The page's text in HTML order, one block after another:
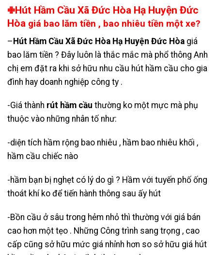
✙Hút Hầm Cầu Xã Đức Hòa Hạ Huyện Đức
Hòa giá bao lăm tiền , bao nhiêu tiền một xe?
–Hút Hầm Cầu Xã Đức Hòa Hạ Huyện Đức Hòa giá
bao lăm tiền ? Đây luôn là thắc mắc mà phổ thông Anh
chị em đặt ra khi sở hữu nhu cầu hút hầm cầu cho gia
đình hay doanh nghiệp công ty .
-Giá thành rút hầm cầu thường ko một mực mà phụ
thuộc vào những nhân tố như:
-diện tích hầm rộng bao nhiêu , hầm bao nhiêu khối ,
hầm cầu chiếc nào
-hầm bạn bị nghẹt có lý do gì ? Hầm với tuyến phố ống
thoát khí ko để tiến hành thông sau ấy hút
-Bồn cầu ở sâu trong hẻm nhỏ thì thường với giá bán
cao hơn một tẹo . Những Công trình sang trọng , cao
cấp cũng sở hữu mức giá nhỉnh hơn so sở hữu giá hút